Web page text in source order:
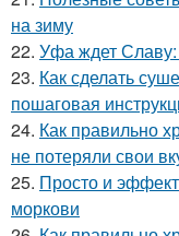
на зиму
22. Уфа ждет
23. Как сделать
пошаговая
24. Как правильно
не потеряли свои
25. Просто и
моркови